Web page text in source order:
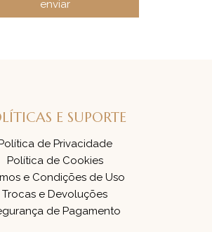
enviar
E SUPORTE
de Privacidade
Política de Cookies
e Condições de Uso
Trocas e Devoluções
de Pagamento